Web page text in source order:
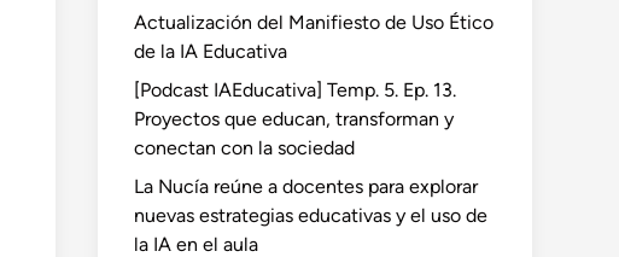
Actualización del Manifiesto de Uso Ético
de la IA Educativa
[Podcast IAEducativa] Temp. 5. Ep. 13.
Proyectos que educan, transforman y
conectan con la sociedad
La Nucía reúne a docentes para explorar
nuevas estrategias educativas y el uso de
la IA en el aula